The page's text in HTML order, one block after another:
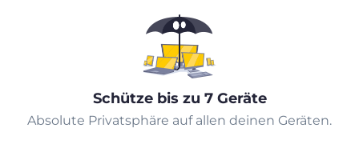
Schütze bis zu 7 Geräte
Absolute Privatsphäre auf allen deinen Geräten.